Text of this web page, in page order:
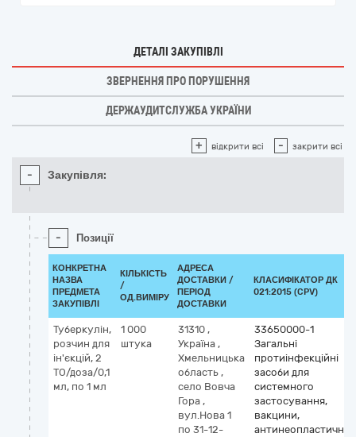
ДЕТАЛІ ЗАКУПІВЛІ
ЗВЕРНЕННЯ ПРО ПОРУШЕННЯ
ДЕРЖАУДИТСЛУЖБА УКРАЇНИ
+ відкрити всі - закрити всі
- Закупівля:
- Позиції
КОНКРЕТНА
НАЗВА
ПРЕДМЕТА
ЗАКУПІВЛІ
КІЛЬКІСТЬ
/
ОД.ВИМІРУ
АДРЕСА
ДОСТАВКИ /
ПЕРІОД
ДОСТАВКИ
КЛАСИФІКАТОР ДК
021:2015 (CPV)
Туберкулін,
розчин для
ін'єкцій, 2
ТО/доза/0,1
мл, по 1 мл
1 000
штука
31310 ,
Україна ,
Хмельницька
область ,
село Вовча
Гора ,
вул.Нова 1
по 31-12-
33650000-1
Загальні
протиінфекційні
засоби для
системного
застосування,
вакцини,
антинеопластичні